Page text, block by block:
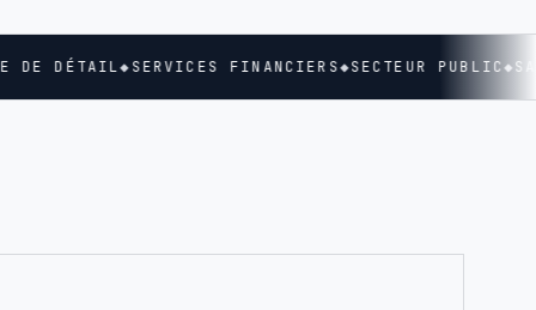
DE DÉTAIL◆SERVICES FINANCIERS◆SECTEUR PUBLIC◆